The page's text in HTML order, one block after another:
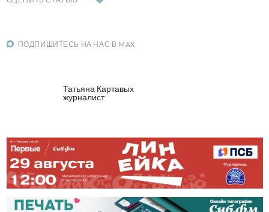
ПОДПИШИТЕСЬ НА НАС В MAX
Татьяна Картавых
журналист